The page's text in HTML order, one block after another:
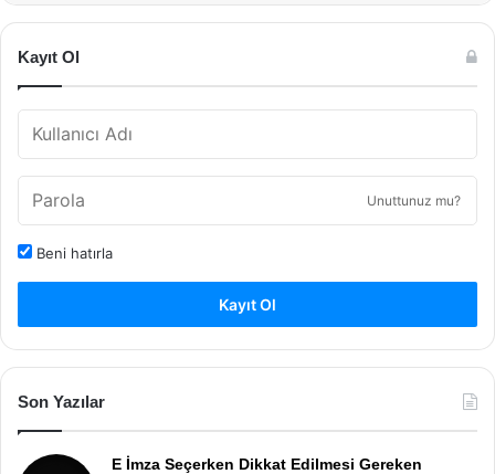
Kayıt Ol
Unuttunuz mu?
Beni hatırla
Kayıt Ol
Son Yazılar
E İmza Seçerken Dikkat Edilmesi Gereken